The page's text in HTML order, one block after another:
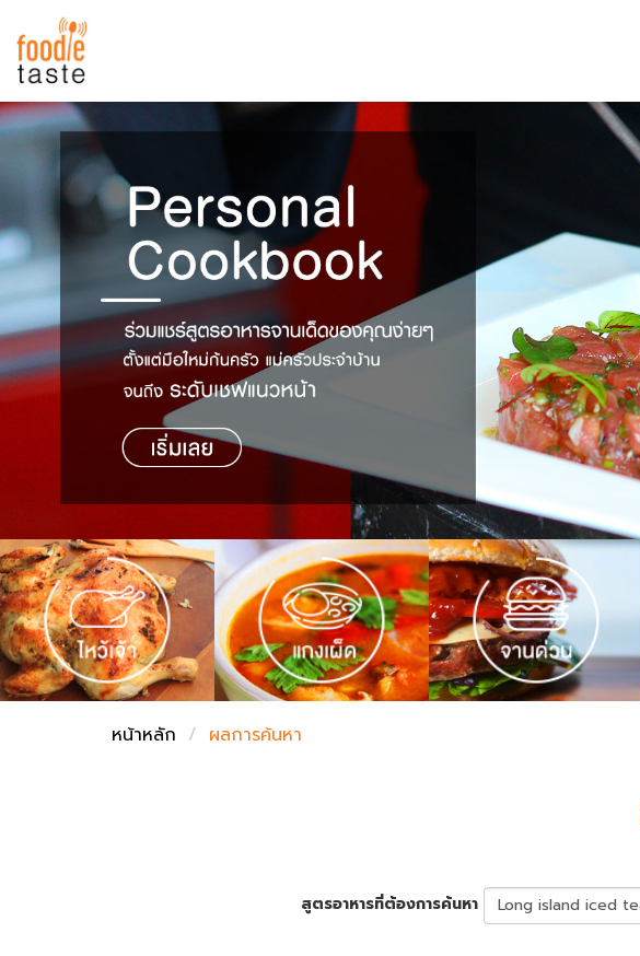
สูตรอาหาร
สูตรอาหารล่าสุด
Top Foodie
พาไปชิม
สารพันก้นครัว
เคล็ดลับน่ารู้
เปรียบเทียบหน่วยการตวง
เปรียบเทียบอุณหภูมิ
เปรียบเทียบน้ำหนักวัตถุดิบ
ชั่งตวงเนย
FoodPedia
สร้าง Cookbook
หน้าหลัก ผลการค้นหา
สูตรอาหารที่ต้องการค้นหา